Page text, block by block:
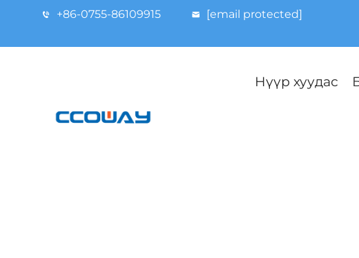
+86-0755-86109915 [email protected]
Нүүр хуудас